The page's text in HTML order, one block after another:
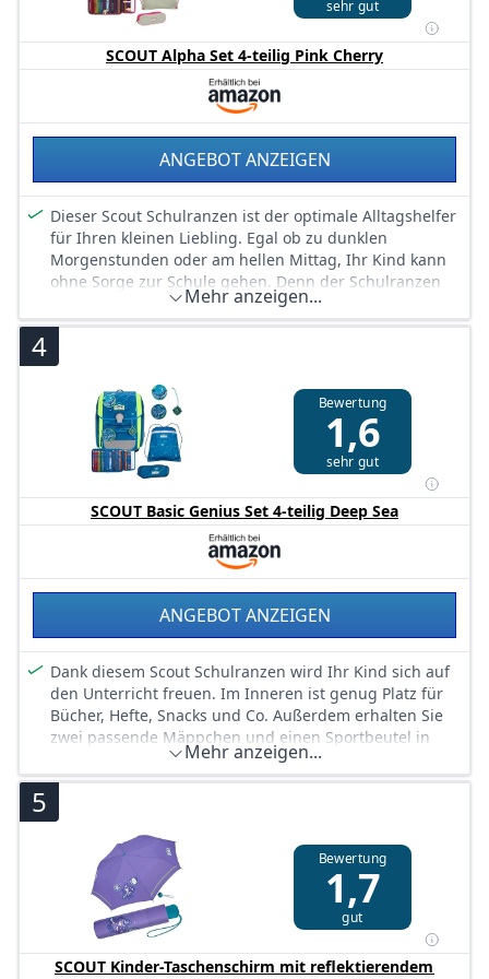
sehr gut
SCOUT Alpha Set 4-teilig Pink Cherry
ANGEBOT ANZEIGEN
Dieser Scout Schulranzen ist der optimale Alltagshelfer
für Ihren kleinen Liebling. Egal ob zu dunklen
Morgenstunden oder am hellen Mittag, Ihr Kind kann
ohne Sorge zur Schule gehen. Denn der Schulranzen
besitzt fluoreszierende Flächen, die Ihren kleinen
Helden auffallen lässt. Maße: 30 x 37 x 17 cm
Mehr anzeigen...
4
Bewertung
1,6
sehr gut
SCOUT Basic Genius Set 4-teilig Deep Sea
ANGEBOT ANZEIGEN
Dank diesem Scout Schulranzen wird Ihr Kind sich auf
den Unterricht freuen. Im Inneren ist genug Platz für
Bücher, Hefte, Snacks und Co. Außerdem erhalten Sie
zwei passende Mäppchen und einen Sportbeutel in
diesem genialen Set. Maße: 28 x 39 x 16 cm
Mehr anzeigen...
5
Bewertung
1,7
gut
SCOUT Kinder-Taschenschirm mit reflektierendem